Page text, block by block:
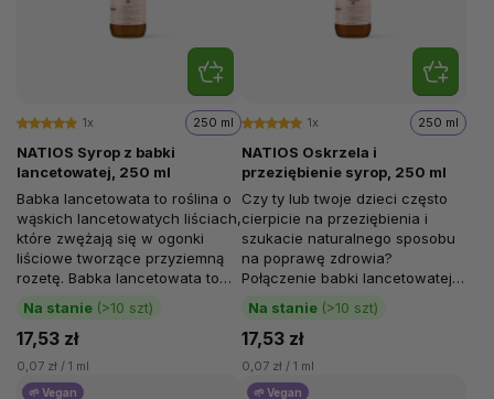
NATIOS Syrop z babki
lancetowatej, 250 ml
1x
Na stanie (>10 szt)
250 ml
17,53 zł
0,07 zł / 1 ml
Babka lancetowata to roślina o
wąskich lancetowatych liściach,
które zwężają się w ogonki
liściowe tworzące przyziemną
rozetę. Babka lancetowata to
dość rozpowszechnione zioło,...
NATIOS Oskrzela i
przeziębienie syrop, 250 ml
1x
Na stanie (>10 szt)
250 ml
17,53 zł
0,07 zł / 1 ml
Czy ty lub twoje dzieci często
cierpicie na przeziębienia i
szukacie naturalnego sposobu
na poprawę zdrowia?
Połączenie babki lancetowatej,
dzikiej róży i mięty oferuje
kompleks...
🌱 Vegan 🌱 Vegan